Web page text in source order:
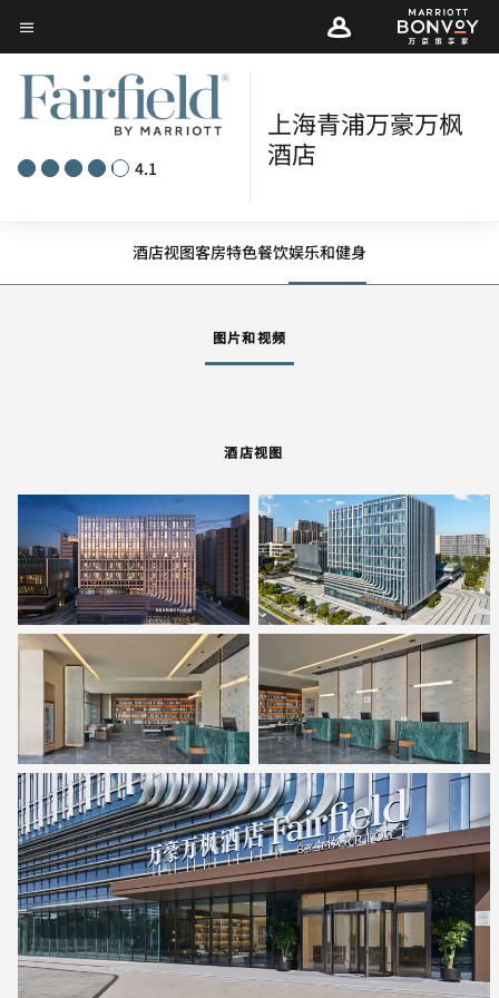
Skip
to
main
content
菜单文本
4.1
上海青浦万豪万枫
酒店
酒店视图客房特色餐饮娱乐和健身
图片和视频
酒店视图